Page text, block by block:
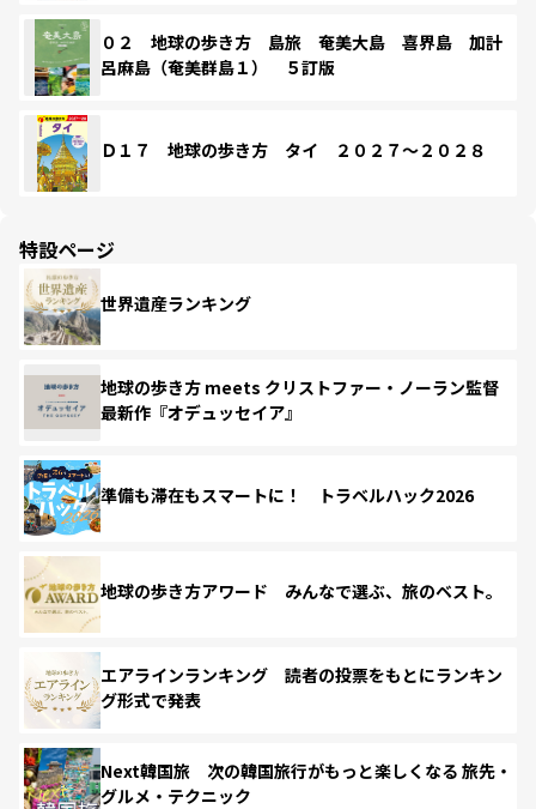
０２ 地球の歩き方 島旅 奄美大島 喜界島 加計
呂麻島（奄美群島１） ５訂版
Ｄ１７ 地球の歩き方 タイ ２０２７～２０２８
特設ページ
世界遺産ランキング
地球の歩き方 meets クリストファー・ノーラン監督
最新作『オデュッセイア』
準備も滞在もスマートに！ トラベルハック2026
地球の歩き方アワード みんなで選ぶ、旅のベスト。
エアラインランキング 読者の投票をもとにランキン
グ形式で発表
Next韓国旅 次の韓国旅行がもっと楽しくなる 旅先・
グルメ・テクニック